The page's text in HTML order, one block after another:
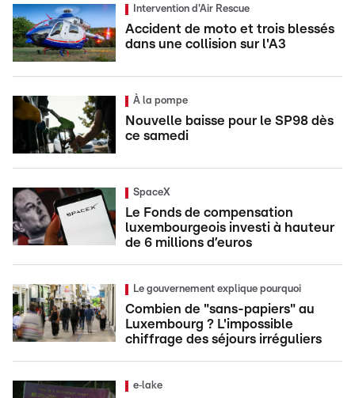
Intervention d'Air Rescue
Accident de moto et trois blessés
dans une collision sur l'A3
À la pompe
Nouvelle baisse pour le SP98 dès
ce samedi
SpaceX
Le Fonds de compensation
luxembourgeois investi à hauteur
de 6 millions d’euros
Le gouvernement explique pourquoi
Combien de "sans-papiers" au
Luxembourg ? L'impossible
chiffrage des séjours irréguliers
e‑lake